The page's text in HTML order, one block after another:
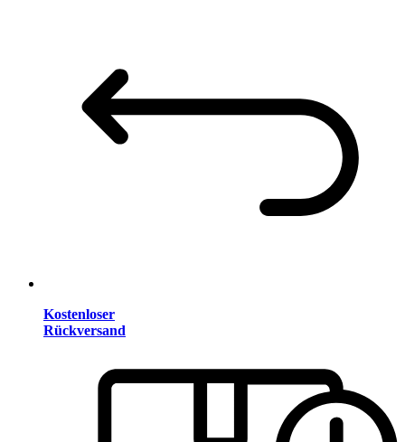
Kostenloser
Rückversand